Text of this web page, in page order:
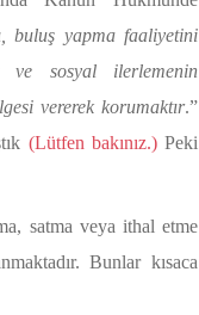
buluş yapma faaliyetini
ve sosyal ilerlemenin
vererek korumaktır.”
(Lütfen bakınız.)Peki
satma veya ithal etme
Bunlar kısaca